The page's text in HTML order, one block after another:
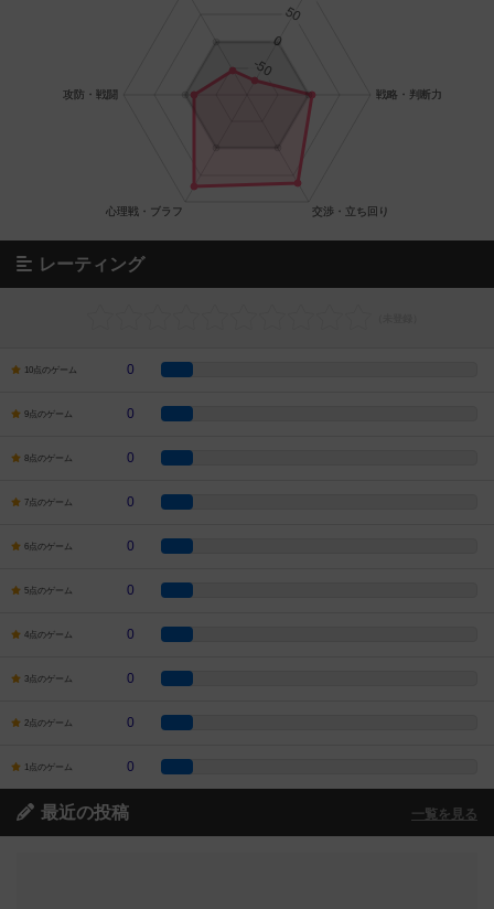
レーティング
10点のゲーム 0
9点のゲーム 0
8点のゲーム 0
7点のゲーム 0
6点のゲーム 0
5点のゲーム 0
4点のゲーム 0
3点のゲーム 0
2点のゲーム 0
1点のゲーム 0
最近の投稿 一覧を見る